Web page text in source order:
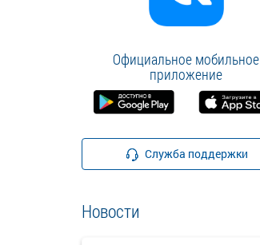
Официальное мобильное
приложение
Служба поддержки
Новости